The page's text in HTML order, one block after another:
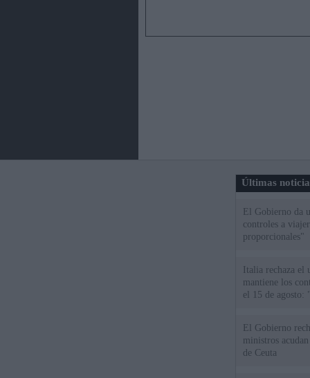
Últimas
El Gobierno da
controles a
proporcionales"
Italia rechaza
mantiene los
el 15 de agosto:
El Gobierno
ministros
de Ceuta